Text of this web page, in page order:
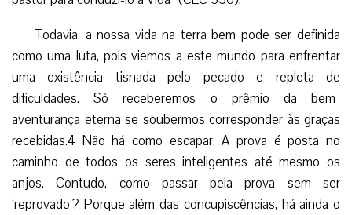
Todavia, a nossa vida na terra bem pode ser definida
como uma luta, pois viemos a este mundo para enfrentar
uma existência tisnada pelo pecado e repleta de
dificuldades. Só receberemos o prêmio da bem-
aventurança eterna se soubermos corresponder às graças
recebidas.4 Não há como escapar. A prova é posta no
caminho de todos os seres inteligentes até mesmo os
anjos. Contudo, como passar pela prova sem ser
‘reprovado’? Porque além das concupiscências, há ainda o